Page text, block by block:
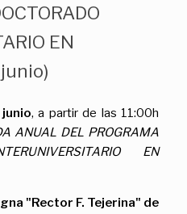
EN
, a partir de las 11:00h
ANUAL DEL PROGRAMA
EN
"Rector F. Tejerina" de